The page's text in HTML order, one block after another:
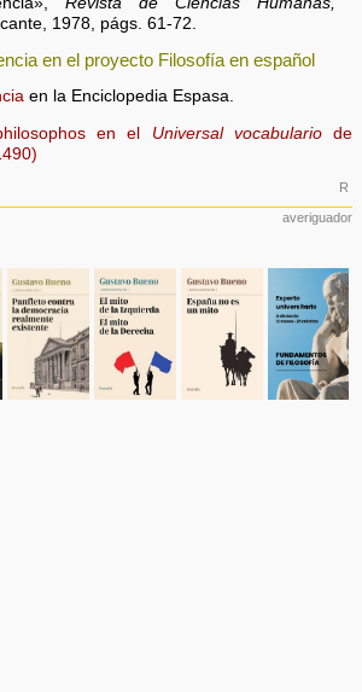
1978, págs. 61-72.
en el proyecto Filosofía en español
en la Enciclopedia Espasa.
en el Universal vocabulariode
R
averiguador